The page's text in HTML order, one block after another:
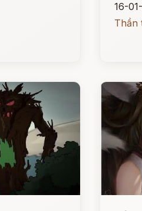
16-
Thần